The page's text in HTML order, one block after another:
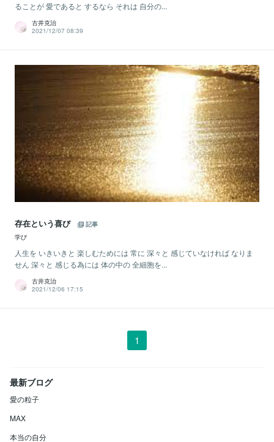
ることが 愛であると するなら それは 自分の...
古井克治
2021/12/07 08:39
存在という喜び
記事
学び
人生を いきいきと 楽しむためには 常に 深々と 感じていなければ なりま
せん 深々と 感じる為には 体の中の 全細胞を...
古井克治
2021/12/06 17:15
1
最新ブログ
愛の粒子
MAX
本当の自分